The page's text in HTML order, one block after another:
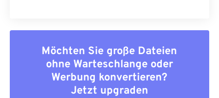
Möchten Sie große Dateien
ohne Warteschlange oder
Werbung konvertieren?
Jetzt upgraden